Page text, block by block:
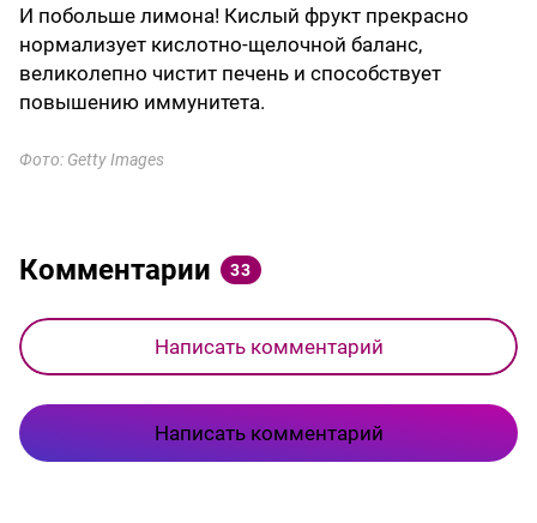
И побольше лимона! Кислый фрукт прекрасно
нормализует кислотно-щелочной баланс,
великолепно чистит печень и способствует
повышению иммунитета.
Фото: Getty Images
Комментарии 33
Написать комментарий
Написать комментарий